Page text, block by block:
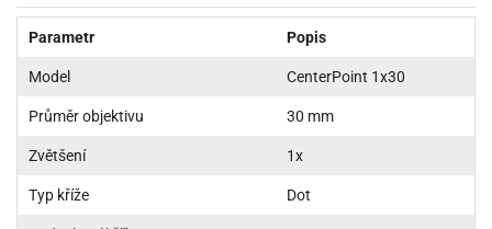
Parametr Popis
Model CenterPoint 1x30
Průměr objektivu 30 mm
Zvětšení 1x
Typ kříže Dot